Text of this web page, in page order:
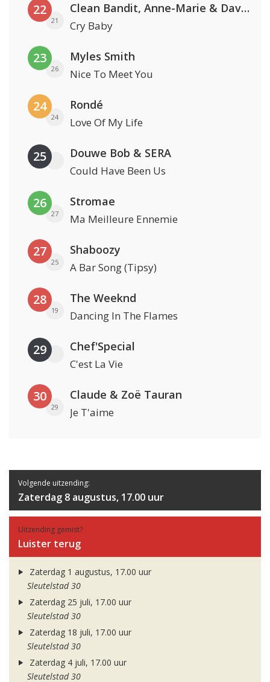
22
21
Clean Bandit, Anne-Marie & David Guetta
Cry Baby
23
26
Myles Smith
Nice To Meet You
24
24
Rondé
Love Of My Life
25 Douwe Bob & SERA
Could Have Been Us
26
27
Stromae
Ma Meilleure Ennemie
27
25
Shaboozy
A Bar Song (Tipsy)
28
19
The Weeknd
Dancing In The Flames
29 Chef'Special
C'est La Vie
30
29
Claude & Zoë Tauran
Je T'aime
Volgende uitzending:
Zaterdag 8 augustus, 17.00 uur
Uitzending gemist?
Luister terug
Zaterdag 1 augustus, 17.00 uur
Sleutelstad 30
Zaterdag 25 juli, 17.00 uur
Sleutelstad 30
Zaterdag 18 juli, 17.00 uur
Sleutelstad 30
Zaterdag 4 juli, 17.00 uur
Sleutelstad 30